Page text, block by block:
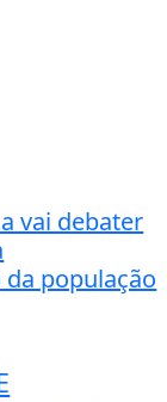
vai debater
população